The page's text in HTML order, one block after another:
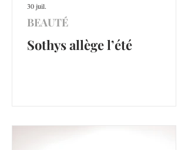
Sothys allège l’été
BEAUTÉ
30 juil.